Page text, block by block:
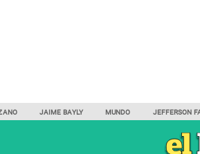
JAIME BAYLY MUNDO JEFFERSON